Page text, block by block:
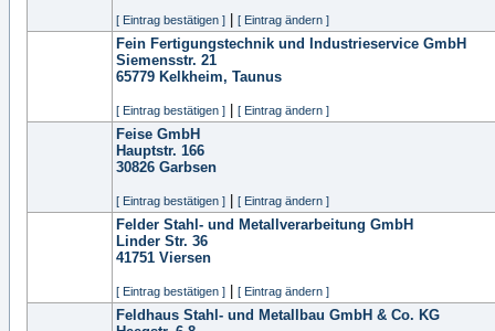
[ Eintrag bestätigen ] [ Eintrag ändern ]
Fein Fertigungstechnik und Industrieservice GmbH
Siemensstr. 21
65779 Kelkheim, Taunus
[ Eintrag bestätigen ] [ Eintrag ändern ]
Feise GmbH
Hauptstr. 166
30826 Garbsen
[ Eintrag bestätigen ] [ Eintrag ändern ]
Felder Stahl- und Metallverarbeitung GmbH
Linder Str. 36
41751 Viersen
[ Eintrag bestätigen ] [ Eintrag ändern ]
Feldhaus Stahl- und Metallbau GmbH & Co. KG